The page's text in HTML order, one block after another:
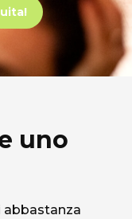
uno
abbastanza